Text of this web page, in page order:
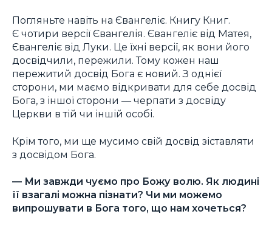
Погляньте навіть на Євангеліє. Книгу Книг.
Є чотири версії Євангелія. Євангеліє від Матея,
Євангеліє від Луки. Це їхні версії, як вони його
досвідчили, пережили. Тому кожен наш
пережитий досвід Бога є новий. З однієї
сторони, ми маємо відкривати для себе досвід
Бога, з іншої сторони — черпати з досвіду
Церкви в тій чи іншій особі.
Крім того, ми ще мусимо свій досвід зіставляти
з досвідом Бога.
— Ми завжди чуємо про Божу волю. Як людині
її взагалі можна пізнати? Чи ми можемо
випрошувати в Бога того, що нам хочеться?